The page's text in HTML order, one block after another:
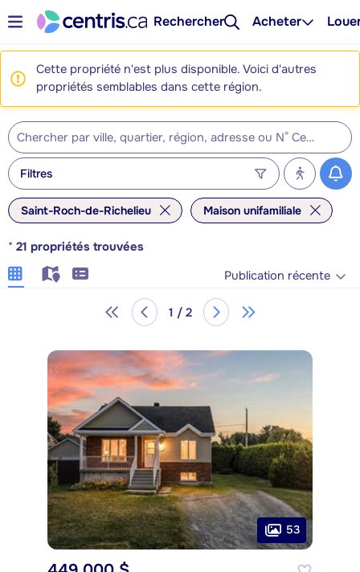
Rechercher Acheter
Cette propriété n'est plus disponible. Voici d'autres
propriétés semblables dans cette région.
Filtres
Saint-Roch-de-Richelieu Maison unifamiliale
* 21 propriétés trouvées
Publication récente
1 / 2
53